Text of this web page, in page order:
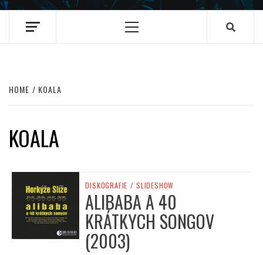
Primary
HOME KOALA
KOALA
DISKOGRAFIE / SLIDESHOW
ALIBABA A 40
KRÁTKYCH SONGOV
(2003)